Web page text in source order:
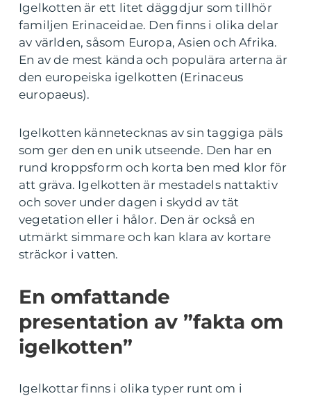
Igelkotten är ett litet däggdjur som tillhör
familjen Erinaceidae. Den finns i olika delar
av världen, såsom Europa, Asien och Afrika.
En av de mest kända och populära arterna är
den europeiska igelkotten (Erinaceus
europaeus).
Igelkotten kännetecknas av sin taggiga päls
som ger den en unik utseende. Den har en
rund kroppsform och korta ben med klor för
att gräva. Igelkotten är mestadels nattaktiv
och sover under dagen i skydd av tät
vegetation eller i hålor. Den är också en
utmärkt simmare och kan klara av kortare
sträckor i vatten.
En omfattande
presentation av ”fakta om
igelkotten”
Igelkottar finns i olika typer runt om i